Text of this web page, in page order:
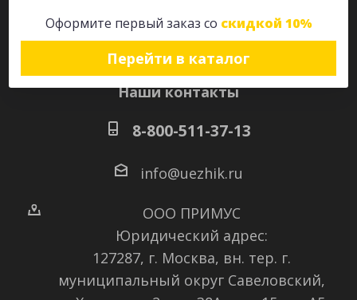
Оформите первый заказ со скидкой 10%
Перейти в каталог
Наши контакты
8-800-511-37-13
info@uezhik.ru
ООО ПРИМУС
Юридический адрес:
127287, г. Москва, вн. тер. г.
муниципальный округ Савеловский,